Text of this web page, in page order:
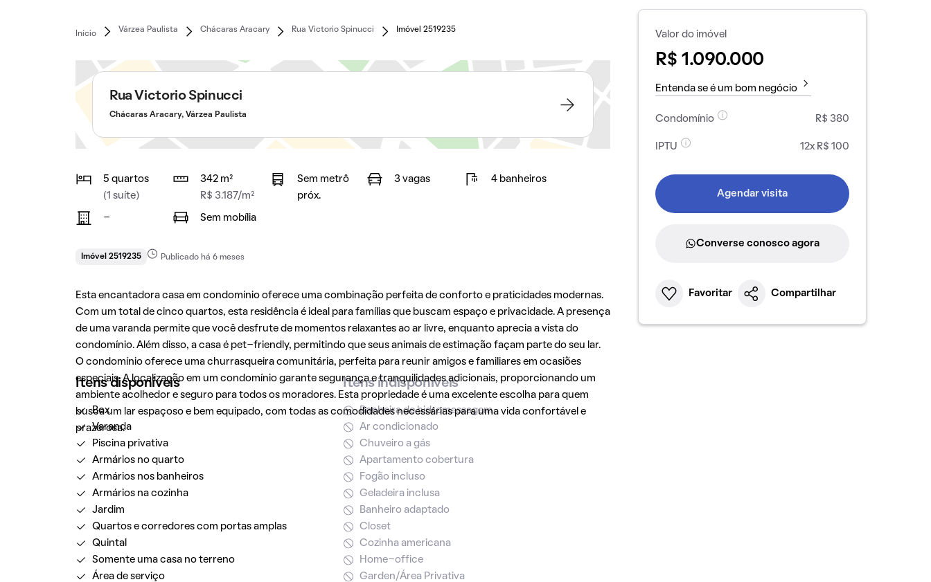
Início
Várzea Paulista Chácaras Aracary Rua Victorio Spinucci Imóvel 2519235
Rua Victorio Spinucci
Chácaras Aracary, Várzea Paulista
5 quartos
(1 suíte)
342 m²
R$ 3.187/m²
Sem metrô
próx.
3 vagas 4 banheiros
- Sem mobília
Imóvel 2519235 Publicado há 6 meses
Esta encantadora casa em condomínio oferece uma combinação perfeita de conforto e praticidades modernas.
Com um total de cinco quartos, esta residência é ideal para famílias que buscam espaço e privacidade. A presença
de uma varanda permite que você desfrute de momentos relaxantes ao ar livre, enquanto aprecia a vista do
condomínio. Além disso, a casa é pet-friendly, permitindo que seus animais de estimação façam parte do seu lar.
O condomínio oferece uma churrasqueira comunitária, perfeita para reunir amigos e familiares em ocasiões
especiais. A localização em um condomínio garante segurança e tranquilidades adicionais, proporcionando um
ambiente acolhedor e seguro para todos os moradores. Esta propriedade é uma excelente escolha para quem
busca um lar espaçoso e bem equipado, com todas as comodidades necessárias para uma vida confortável e
prazerosa.
Itens disponíveis
Box
Varanda
Piscina privativa
Armários no quarto
Armários nos banheiros
Armários na cozinha
Jardim
Quartos e corredores com portas amplas
Quintal
Somente uma casa no terreno
Área de serviço
Itens indisponíveis
Banheira de hidromassagem
Ar condicionado
Chuveiro a gás
Apartamento cobertura
Fogão incluso
Geladeira inclusa
Banheiro adaptado
Closet
Cozinha americana
Home-office
Garden/Área Privativa
Valor do imóvel
R$ 1.090.000
Entenda se é um bom negócio
Condomínio R$ 380
IPTU 12x R$ 100
Agendar visita
Converse conosco agora
Favoritar Compartilhar